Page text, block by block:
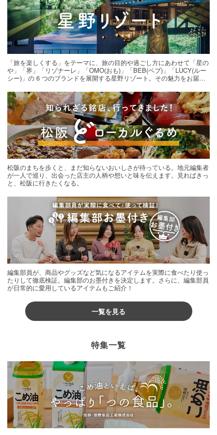
「旅を楽しくする」をテーマに、旅の目的や過ごし方にあわせて「星の
や」「界」「リゾナーレ」「OMO(おも)」「BEB(ベブ)」「LUCY(ルー
シー)」の 6 つのブランドを展開する星野リゾート。その魅力をお届け
松阪のまちを歩くと、まだ知らないおいしさが待っている。地元編集者
が一人で巡り、出会った店主の人柄や想いと味を伝えます。見ればきっ
と、松阪に行きたくなる。
編集部員が、商品やグッズなど気になるアイテムを実際に食べたり使っ
たりして徹底検証。編集部のお墨付きを決定します。さらに、編集部員
が日常的に愛用しているアイテムもご紹介！
一覧を見る
特集一覧